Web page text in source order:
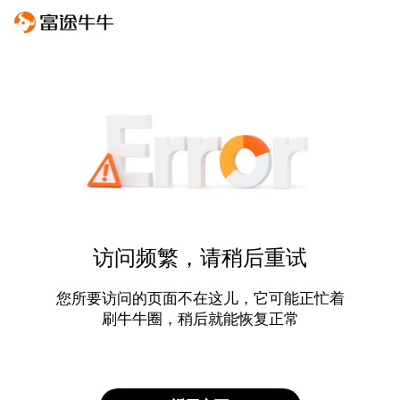
访问频繁，请稍后重试
您所要访问的页面不在这儿，它可能正忙着
刷牛牛圈，稍后就能恢复正常